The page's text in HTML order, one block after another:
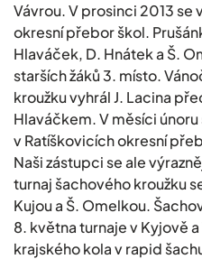
Vávrou. V prosinci 2013 se
okresní přebor škol.
Hlaváček, D. Hnátek a Š.
starších žáků 3. místo.
kroužku vyhrál J. Lacina
Hlaváčkem. V měsíci
v Ratíškovicích okresní
Naši zástupci se ale
turnaj šachového kroužku
Kujou a Š. Omelkou.
8. května turnaje v Kyjově
krajského kola v rapid